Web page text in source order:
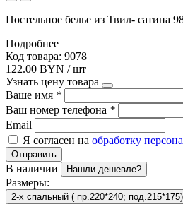
Постельное белье из Твил- сатина
Подробнее
Код товара: 9078
122.00 BYN / шт
Узнать цену товара
Ваше имя *
Ваш номер телефона *
Email
Я согласен на обработку
Отправить
В наличии Нашли дешевле?
Размеры:
2-х спальный ( пр.220*240;